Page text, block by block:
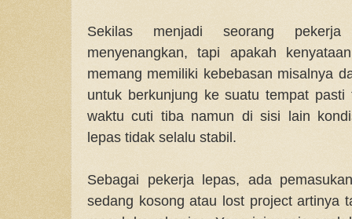
Sekilas menjadi seorang
menyenangkan, tapi apakah
memang memiliki kebebasan misalnya
untuk berkunjung ke suatu tempat
waktu cuti tiba namun di sisi lain
lepas tidak selalu stabil.
Sebagai pekerja lepas, ada
sedang kosong atau lost project artinya